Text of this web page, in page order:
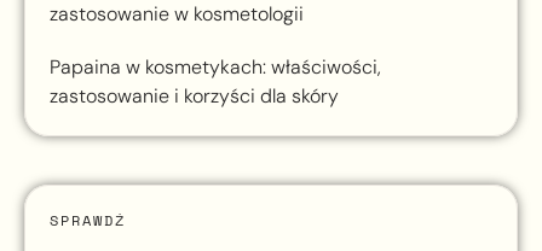
zastosowanie w kosmetologii
Papaina w kosmetykach: właściwości,
zastosowanie i korzyści dla skóry
SPRAWDŹ